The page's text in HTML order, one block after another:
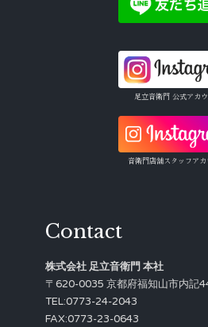
足立音衛門 公式アカウ
音衛門店舗スタッフアカ
Contact
株式会社 足立音衛門 本社
〒620-0035 京都府福知山市内記
TEL:0773-24-2043
FAX:0773-23-0643